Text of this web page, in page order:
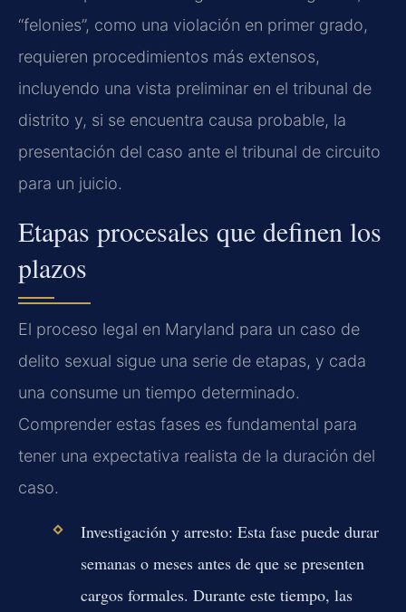
“felonies”, como una violación en primer grado,
requieren procedimientos más extensos,
incluyendo una vista preliminar en el tribunal de
distrito y, si se encuentra causa probable, la
presentación del caso ante el tribunal de circuito
para un juicio.
Etapas procesales que definen los
plazos
El proceso legal en Maryland para un caso de
delito sexual sigue una serie de etapas, y cada
una consume un tiempo determinado.
Comprender estas fases es fundamental para
tener una expectativa realista de la duración del
caso.
Investigación y arresto: Esta fase puede durar
semanas o meses antes de que se presenten
cargos formales. Durante este tiempo, las